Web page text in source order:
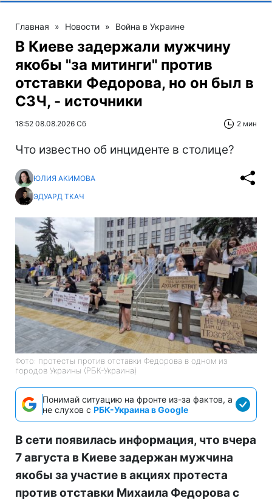
Главная » Новости » Война в Украине
В Киеве задержали мужчину
якобы "за митинги" против
отставки Федорова, но он был в
СЗЧ, - источники
18:52 08.08.2026 Сб 2 мин
Что известно об инциденте в столице?
ЮЛИЯ АКИМОВА
ЭДУАРД ТКАЧ
Фото: протесты против отставки Федорова в одном из
городов Украины (РБК-Украина)
Понимай ситуацию на фронте из-за фактов, а
не слухов с РБК-Украина в Google
В сети появилась информация, что вчера
7 августа в Киеве задержан мужчина
якобы за участие в акциях протеста
против отставки Михаила Федорова с